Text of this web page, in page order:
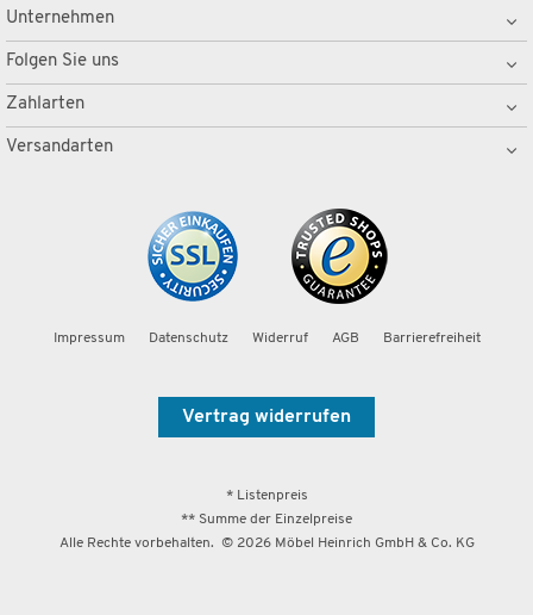
Unternehmen
Folgen Sie uns
Zahlarten
Versandarten
Impressum Datenschutz Widerruf AGB Barrierefreiheit
Vertrag widerrufen
* Listenpreis
** Summe der Einzelpreise
Alle Rechte vorbehalten. © 2026Möbel Heinrich GmbH & Co. KG